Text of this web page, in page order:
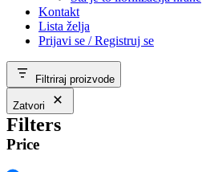
Kontakt
Lista želja
Prijavi se / Registruj se
Filtriraj proizvode
Zatvori
Filters
Price